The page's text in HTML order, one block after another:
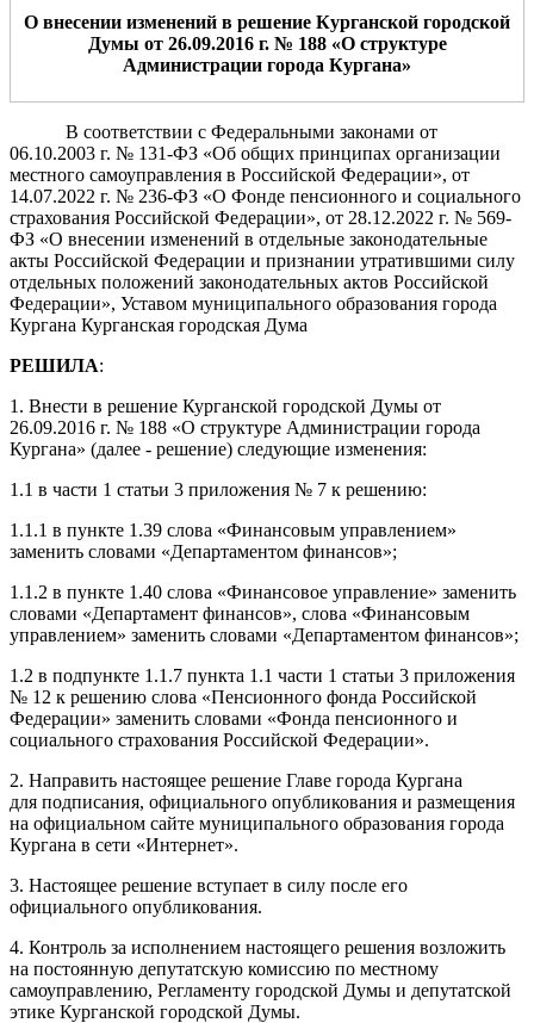
О внесении изменений в решение Курганской городской
Думы от 26.09.2016 г. № 188«О структуре
Администрации города Кургана»
В соответствии с Федеральными законами от
06.10.2003 г. № 131-ФЗ «Об общих принципах организации
местного самоуправления в Российской Федерации», от
14.07.2022 г. № 236-ФЗ «О Фонде пенсионного и социального
страхования Российской Федерации», от 28.12.2022 г. № 569-
ФЗ «О внесении изменений в отдельные законодательные
акты Российской Федерации и признании утратившими силу
отдельных положений законодательных актов Российской
Федерации», Уставом муниципального образования города
Кургана Курганская городская Дума
РЕШИЛА:
1. Внести в решение Курганской городской Думы от
26.09.2016 г. № 188 «О структуре Администрации города
Кургана» (далее - решение) следующие изменения:
1.1 в части 1 статьи 3 приложения № 7 к решению:
1.1.1 в пункте 1.39 слова «Финансовым управлением»
заменить словами «Департаментом финансов»;
1.1.2 в пункте 1.40 слова «Финансовое управление» заменить
словами «Департамент финансов», слова «Финансовым
управлением» заменить словами «Департаментом финансов»;
1.2 в подпункте 1.1.7 пункта 1.1 части 1 статьи 3 приложения
№ 12 к решению слова «Пенсионного фонда Российской
Федерации» заменить словами «Фонда пенсионного и
социального страхования Российской Федерации».
2. Направить настоящее решение Главе города Кургана
для подписания, официального опубликования и размещения
на официальном сайте муниципального образования города
Кургана в сети «Интернет».
3. Настоящее решение вступает в силу после его
официального опубликования.
4. Контроль за исполнением настоящего решения возложить
на постоянную депутатскую комиссию по местному
самоуправлению, Регламенту городской Думы и депутатской
этике Курганской городской Думы.